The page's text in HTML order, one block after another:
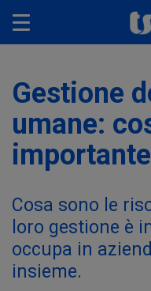
Toggle navigation
Gestione
umane:
Cosa sono le
loro gestione è
occupa in
insieme.